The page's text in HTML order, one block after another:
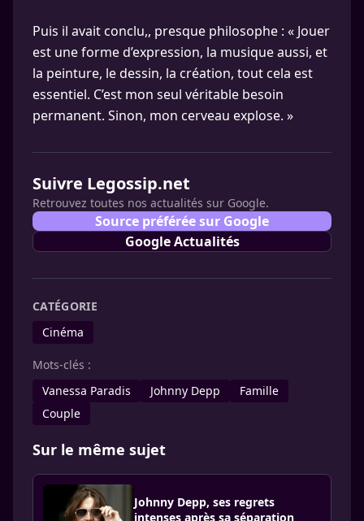
Puis il avait conclu,, presque philosophe : « Jouer
est une forme d’expression, la musique aussi, et
la peinture, le dessin, la création, tout cela est
essentiel. C’est mon seul véritable besoin
permanent. Sinon, mon cerveau explose. »
Suivre Legossip.net
Retrouvez toutes nos actualités sur Google.
Source préférée sur Google
Google Actualités
CATÉGORIE
Cinéma
Mots-clés :
Vanessa Paradis
Johnny Depp
Famille
Couple
Sur le même sujet
Johnny Depp, ses regrets
intenses après sa séparation